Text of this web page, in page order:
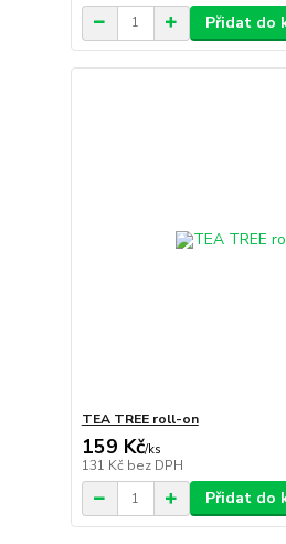
Přidat do
TEA TREE roll-on
159 Kč/ks
131 Kč bez DPH
Přidat do